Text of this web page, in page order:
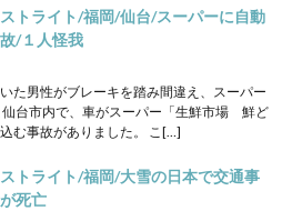
トライト/福岡/仙台/スーパーに自動
/１人怪我
た男性がブレーキを踏み間違え、スーパー
仙台市内で、車がスーパー「生鮮市場 鮮ど
む事故がありました。 こ[…]
トライト/福岡/大雪の日本で交通事
死亡